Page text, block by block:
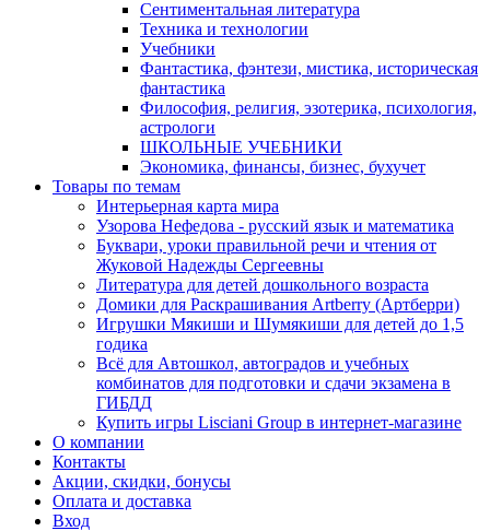
Сентиментальная литература
Техника и технологии
Учебники
Фантастика, фэнтези, мистика, историческая
фантастика
Философия, религия, эзотерика, психология,
астрологи
ШКОЛЬНЫЕ УЧЕБНИКИ
Экономика, финансы, бизнес, бухучет
Товары по темам
Интерьерная карта мира
Узорова Нефедова - русский язык и математика
Буквари, уроки правильной речи и чтения от
Жуковой Надежды Сергеевны
Литература для детей дошкольного возраста
Домики для Раскрашивания Artberry (Артберри)
Игрушки Мякиши и Шумякиши для детей до 1,5
годика
Всё для Автошкол, автоградов и учебных
комбинатов для подготовки и сдачи экзамена в
ГИБДД
Купить игры Lisciani Group в интернет-магазине
О компании
Контакты
Акции, скидки, бонусы
Оплата и доставка
Вход